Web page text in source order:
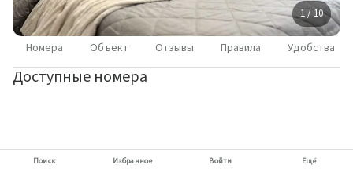
1 / 10
Номера Объект Отзывы Правила Удобства
Доступные номера
Поиск Избранное Войти Ещё